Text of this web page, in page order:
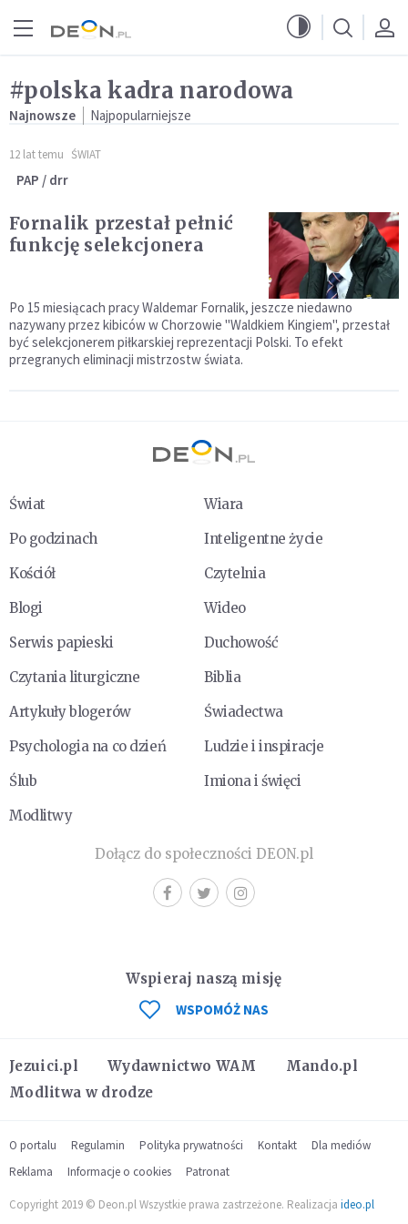
#polska kadra narodowa
Najnowsze Najpopularniejsze
12 lat temu ŚWIAT
PAP / drr
Fornalik przestał pełnić
funkcję selekcjonera
Po 15 miesiącach pracy Waldemar Fornalik, jeszcze niedawno
nazywany przez kibiców w Chorzowie "Waldkiem Kingiem", przestał
być selekcjonerem piłkarskiej reprezentacji Polski. To efekt
przegranych eliminacji mistrzostw świata.
Świat
Wiara
Po godzinach
Inteligentne życie
Kościół
Czytelnia
Blogi
Wideo
Serwis papieski
Duchowość
Czytania liturgiczne
Biblia
Artykuły blogerów
Świadectwa
Psychologia na co dzień
Ludzie i inspiracje
Ślub
Imiona i święci
Modlitwy
Dołącz do społeczności DEON.pl
Jezuici.pl Wydawnictwo WAM
Mando.pl
Modlitwa w drodze
Wspieraj naszą misję
WSPOMÓŻ NAS
O portalu Regulamin Polityka prywatności Kontakt
Dla mediów
Reklama
Informacje o cookies Patronat
Copyright 2019 © Deon.pl Wszystkie prawa zastrzeżone. Realizacja ideo.pl